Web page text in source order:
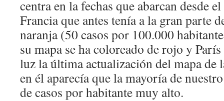
centra en la fechas que abarcan desde
Francia que antes tenía a la gran parte
naranja (50 casos por 100.000
su mapa se ha coloreado de rojo y
luz la última actualización del mapa de
en él aparecía que la mayoría de
de casos por habitante muy alto.